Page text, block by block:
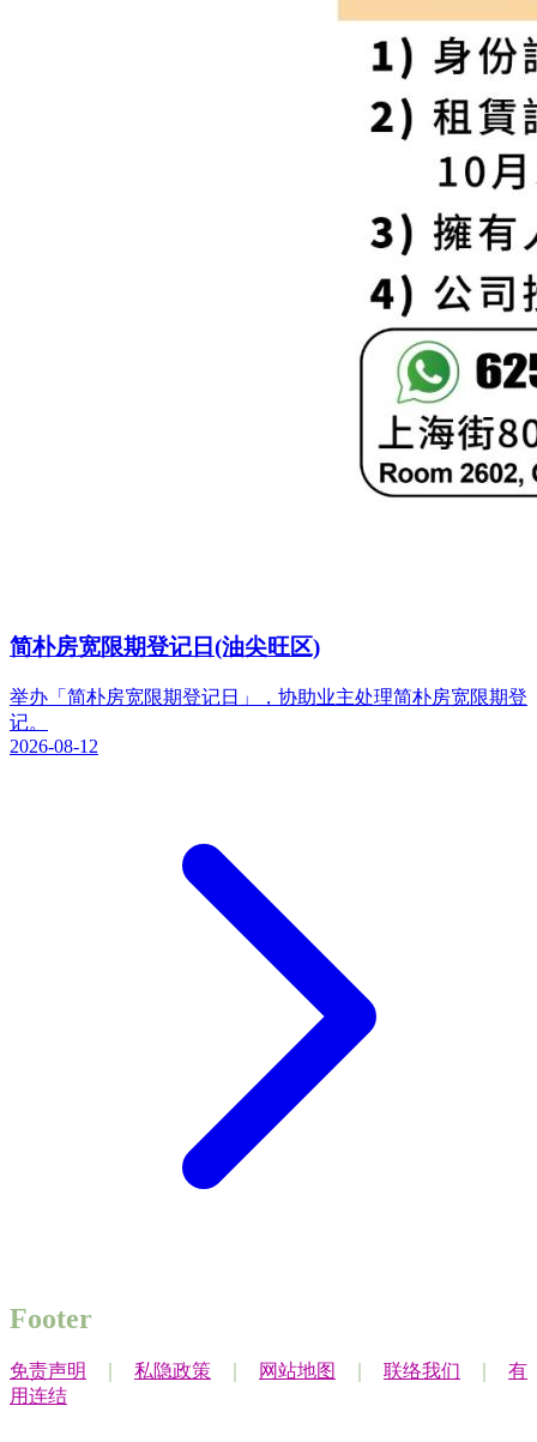
简朴房宽限期登记日(油尖旺区)
举办「简朴房宽限期登记日」，协助业主处理简朴房宽限期登
记。
2026-08-12
Footer
免责声明 私隐政策 网站地图 联络我们
有
用连结